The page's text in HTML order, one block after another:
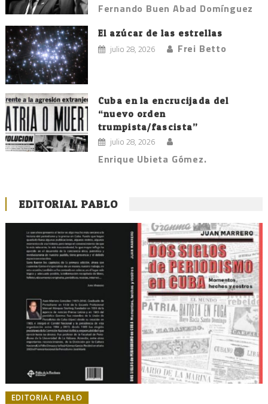
Fernando Buen Abad Domínguez
El azúcar de las estrellas
julio 28, 2026 Frei Betto
Cuba en la encrucijada del
“nuevo orden
trumpista/fascista”
julio 28, 2026
Enrique Ubieta Gómez.
EDITORIAL PABLO
EDITORIAL PABLO